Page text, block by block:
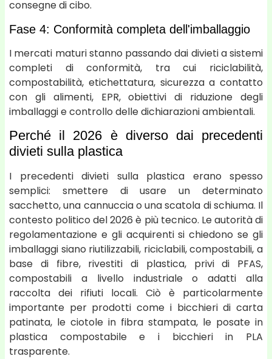
consegne di cibo.
Fase 4: Conformità completa dell'imballaggio
I mercati maturi stanno passando dai divieti a sistemi
completi di conformità, tra cui riciclabilità,
compostabilità, etichettatura, sicurezza a contatto
con gli alimenti, EPR, obiettivi di riduzione degli
imballaggi e controllo delle dichiarazioni ambientali.
Perché il 2026 è diverso dai precedenti
divieti sulla plastica
I precedenti divieti sulla plastica erano spesso
semplici: smettere di usare un determinato
sacchetto, una cannuccia o una scatola di schiuma. Il
contesto politico del 2026 è più tecnico. Le autorità di
regolamentazione e gli acquirenti si chiedono se gli
imballaggi siano riutilizzabili, riciclabili, compostabili, a
base di fibre, rivestiti di plastica, privi di PFAS,
compostabili a livello industriale o adatti alla
raccolta dei rifiuti locali. Ciò è particolarmente
importante per prodotti come i bicchieri di carta
patinata, le ciotole in fibra stampata, le posate in
plastica compostabile e i bicchieri in PLA
trasparente.